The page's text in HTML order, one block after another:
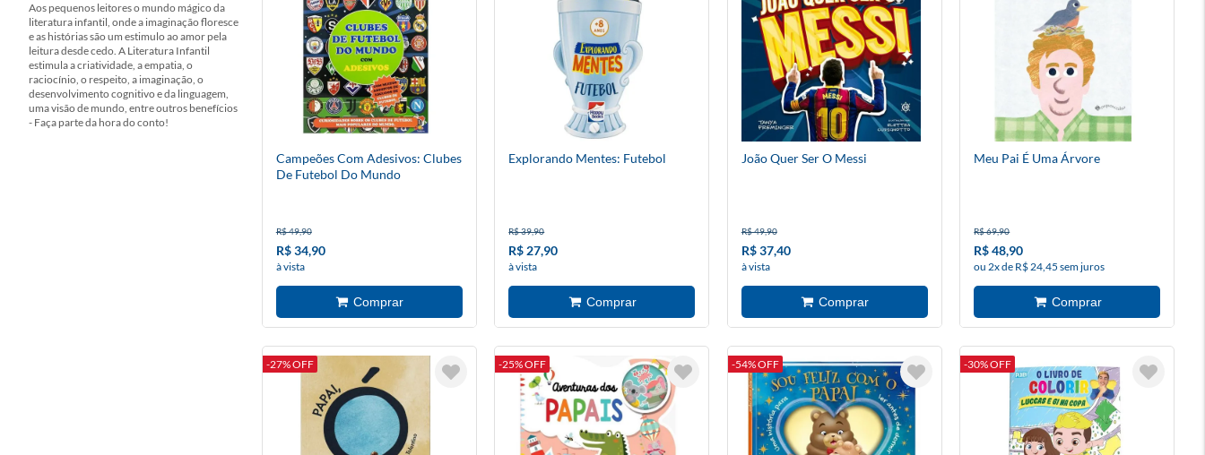
Aos pequenos leitores o mundo mágico da
literatura infantil, onde a imaginação floresce
e as histórias são um estimulo ao amor pela
leitura desde cedo. A Literatura Infantil
estimula a criatividade, a empatia, o
raciocínio, o respeito, a imaginação, o
desenvolvimento cognitivo e da linguagem,
uma visão de mundo, entre outros benefícios
- Faça parte da hora do conto!
Campeões Com Adesivos: Clubes
De Futebol Do Mundo
R$ 49,90
R$ 34,90
à vista
Explorando Mentes: Futebol
R$ 39,90
R$ 27,90
à vista
João Quer Ser O Messi
R$ 49,90
R$ 37,40
à vista
Meu Pai É Uma Árvore
R$ 69,90
R$ 48,90
ou 2x de R$ 24,45 sem juros
-27% OFF -25% OFF -54% OFF -30% OFF